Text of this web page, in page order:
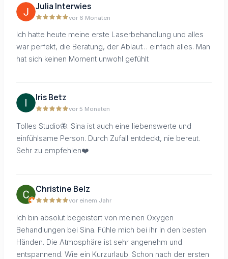
Julia Interwies
vor 6 Monaten
Ich hatte heute meine erste Laserbehandlung und alles
war perfekt, die Beratung, der Ablauf… einfach alles. Man
hat sich keinen Moment unwohl gefühlt
Iris Betz
vor 5 Monaten
Tolles Studio🦋. Sina ist auch eine liebenswerte und
einfühlsame Person. Durch Zufall entdeckt, nie bereut.
Sehr zu empfehlen❤️
Christine Belz
vor einem Jahr
Ich bin absolut begeistert von meinen Oxygen
Behandlungen bei Sina. Fühle mich bei ihr in den besten
Händen. Die Atmosphäre ist sehr angenehm und
entspannend. Wie ein Kurzurlaub. Schon nach der ersten